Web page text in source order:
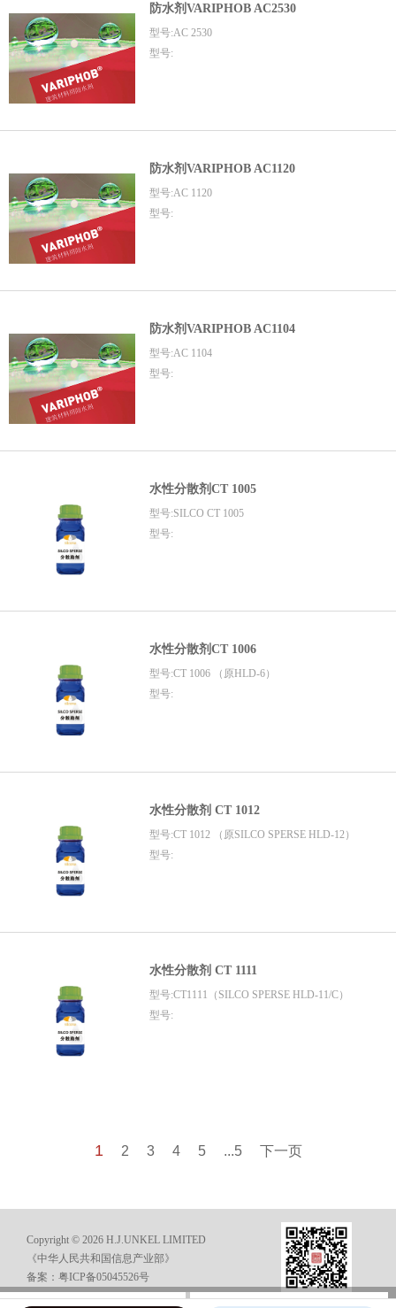
防水剂VARIPHOB AC2530
型号:AC 2530
型号:
防水剂VARIPHOB AC1120
型号:AC 1120
型号:
防水剂VARIPHOB AC1104
型号:AC 1104
型号:
水性分散剂CT 1005
型号:SILCO CT 1005
型号:
水性分散剂CT 1006
型号:CT 1006 （原HLD-6）
型号:
水性分散剂 CT 1012
型号:CT 1012 （原SILCO SPERSE HLD-12）
型号:
水性分散剂 CT 1111
型号:CT1111（SILCO SPERSE HLD-11/C）
型号:
1 2 3 4 5 ...5 下一页
Copyright © 2026 H.J.UNKEL LIMITED
《中华人民共和国信息产业部》
备案：粤ICP备05045526号